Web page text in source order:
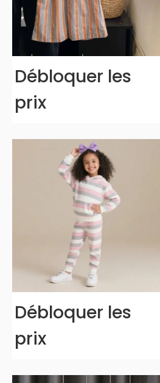
Débloquer les
prix
Débloquer les
prix